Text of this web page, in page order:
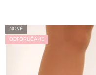
NOVÉ
ODPORÚČAME